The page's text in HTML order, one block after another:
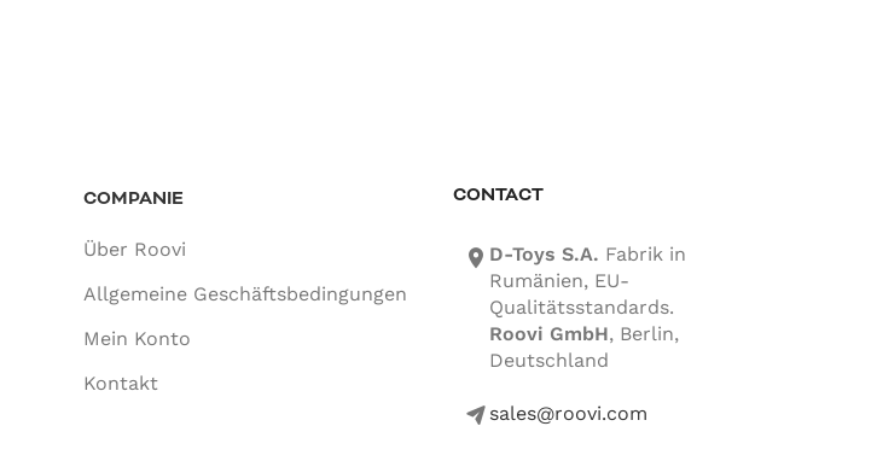
COMPANIE
Über Roovi
Allgemeine Geschäftsbedingungen
Mein Konto
Kontakt
CONTACT
location-icon D-Toys S.A. Fabrik in
Rumänien, EU-
Qualitätsstandards.
Roovi GmbH, Berlin,
Deutschland
mail-icon sales@roovi.com